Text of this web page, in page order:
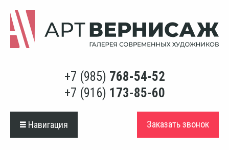
+7 (985) 768-54-52
+7 (916) 173-85-60
Навигация Заказать звонок